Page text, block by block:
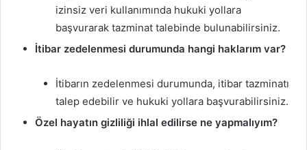
izinsiz veri kullanımında hukuki yollara
başvurarak tazminat talebinde bulunabilirsiniz.
İtibar zedelenmesi durumunda hangi haklarım var?
İtibarın zedelenmesi durumunda, itibar tazminatı
talep edebilir ve hukuki yollara başvurabilirsiniz.
Özel hayatın gizliliği ihlal edilirse ne yapmalıyım?